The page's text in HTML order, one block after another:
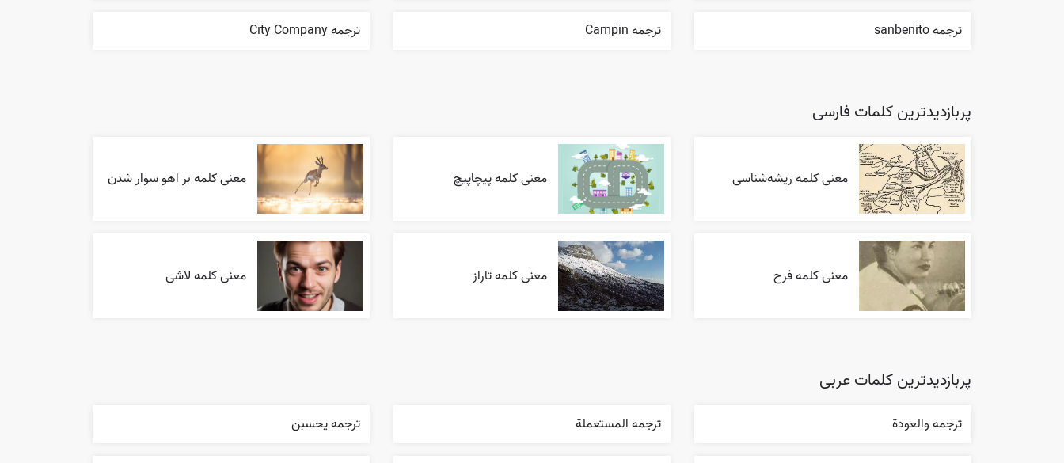
ترجمه sanbenito ترجمه Campin ترجمه City Company
پربازدیدترین کلمات فارسی
معنی کلمه ریشه‌شناسی معنی کلمه پیچاپیچ معنی کلمه بر اهو سوار شدن
معنی کلمه فرح معنی کلمه تاراز معنی کلمه لاشی
پربازدیدترین کلمات عربی
ترجمه والعودة ترجمه المستعملة ترجمه يحسبن